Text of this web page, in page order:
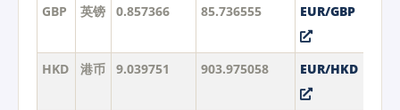
GBP 英镑 0.857366 85.736555 EUR/GBP
HKD 港币 9.039751 903.975058 EUR/HKD